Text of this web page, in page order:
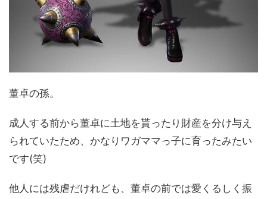
董卓の孫。
成人する前から董卓に土地を貰ったり財産を分け与え
られていたため、かなりワガママっ子に育ったみたい
です(笑)
他人には残虐だけれども、董卓の前では愛くるしく振